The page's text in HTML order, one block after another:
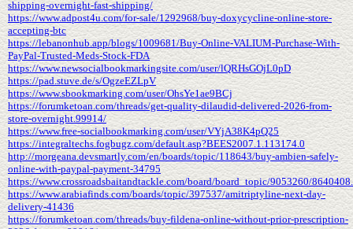
shipping-overnight-fast-shipping/
https://www.adpost4u.com/for-sale/1292968/buy-doxycycline-online-store-
accepting-btc
https://lebanonhub.app/blogs/1009681/Buy-Online-VALIUM-Purchase-With-
PayPal-Trusted-Meds-Stock-FDA
https://www.newsocialbookmarkingsite.com/user/lQRHsGOjL0pD
https://pad.stuve.de/s/OgzeEZLpV
https://www.sbookmarking.com/user/OhsYe1ae9BCj
https://forumketoan.com/threads/get-quality-dilaudid-delivered-2026-from-
store-overnight.99914/
https://www.free-socialbookmarking.com/user/VYjA38K4pQ25
https://integraltechs.fogbugz.com/default.asp?BEES2007.1.113174.0
http://morgeana.devsmartly.com/en/boards/topic/118643/buy-ambien-safely-
online-with-paypal-payment-34795
https://www.crossroadsbaitandtackle.com/board/board_topic/9053260/
https://www.arabiafinds.com/boards/topic/397537/amitriptyline-next-day-
delivery-41436
https://forumketoan.com/threads/buy-fildena-online-without-prior-prescription-